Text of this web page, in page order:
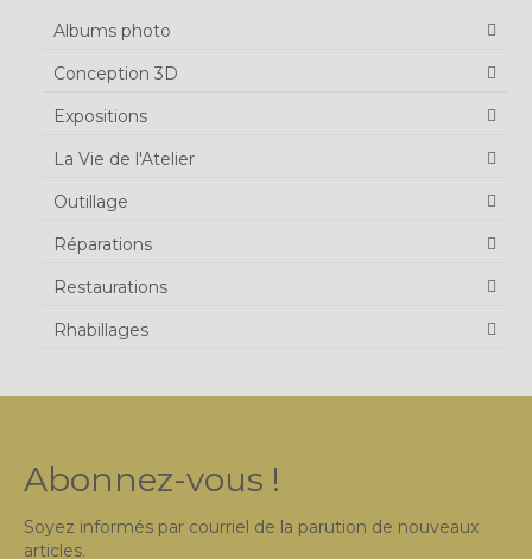
Albums photo
Conception 3D
Expositions
La Vie de l'Atelier
Outillage
Réparations
Restaurations
Rhabillages
Abonnez-vous !
Soyez informés par courriel de la parution de nouveaux
articles.